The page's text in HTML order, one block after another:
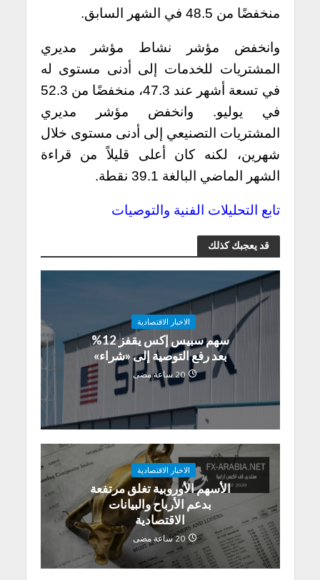
منخفضًا من 48.5 في الشهر السابق.
وانخفض مؤشر نشاط مؤشر مديري
المشتريات للخدمات إلى أدنى مستوى له
في تسعة أشهر عند 47.3، منخفضًا من 52.3
في يوليو. وانخفض مؤشر مديري
المشتريات التصنيعي إلى أدنى مستوى خلال
شهرين، لكنه كان أعلى قليلاً من قراءة
الشهر الماضي البالغة 39.1 نقطة.
تابع التحليلات الفنية والتوصيات
قد يعجبك كذلك
الاخبار الاقتصادية
سهم سبيس إكس يقفز 12%
بعد رفع التوصية إلى «شراء»
20 ساعة مضى
الاخبار الاقتصادية
الأسهم الأوروبية تغلق مرتفعة
بدعم الأرباح والبيانات
الاقتصادية
20 ساعة مضى